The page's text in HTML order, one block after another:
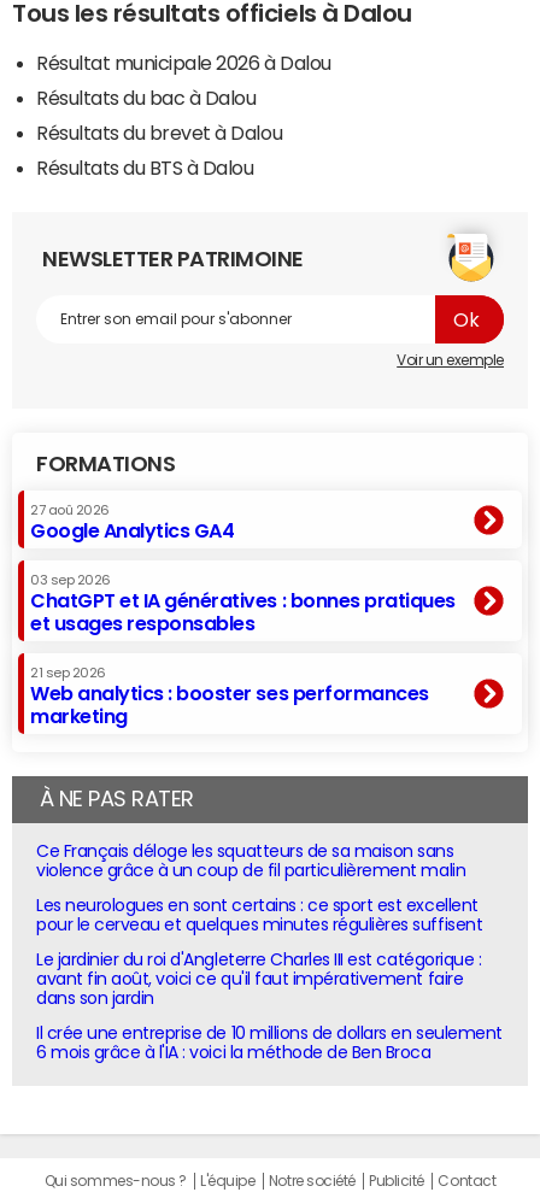
Tous les résultats officiels à Dalou
Résultat municipale 2026 à Dalou
Résultats du bac à Dalou
Résultats du brevet à Dalou
Résultats du BTS à Dalou
NEWSLETTER PATRIMOINE
Voir un exemple
FORMATIONS
27 aoû 2026
Google Analytics GA4
03 sep 2026
ChatGPT et IA génératives : bonnes pratiques
et usages responsables
21 sep 2026
Web analytics : booster ses performances
marketing
À NE PAS RATER
Ce Français déloge les squatteurs de sa maison sans
violence grâce à un coup de fil particulièrement malin
Les neurologues en sont certains : ce sport est excellent
pour le cerveau et quelques minutes régulières suffisent
Le jardinier du roi d'Angleterre Charles III est catégorique :
avant fin août, voici ce qu'il faut impérativement faire
dans son jardin
Il crée une entreprise de 10 millions de dollars en seulement
6 mois grâce à l'IA : voici la méthode de Ben Broca
Qui sommes-nous ? L'équipe Notre société Publicité Contact